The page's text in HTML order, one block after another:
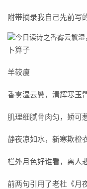
附带摘录我自己先前写
卜算子
羊较瘦
香雾湿云鬓，清辉寒玉臂
肌理细腻骨肉匀，娇可
静夜凉如水，新寒欺橙衣
栏外月色好谁看，离人
前两句引用了老杜《月